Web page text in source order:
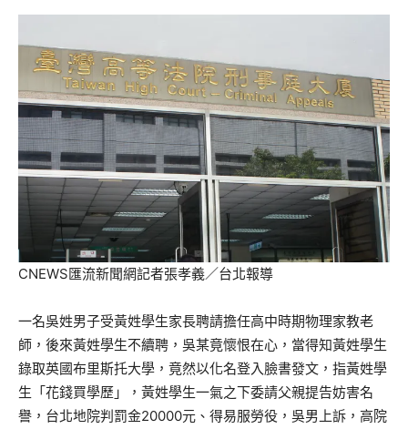
CNEWS匯流新聞網記者張孝義／台北報導
一名吳姓男子受黃姓學生家長聘請擔任高中時期物理家教老
師，後來黃姓學生不續聘，吳某竟懷恨在心，當得知黃姓學生
錄取英國布里斯托大學，竟然以化名登入臉書發文，指黃姓學
生「花錢買學歷」，黃姓學生一氣之下委請父親提告妨害名
譽，台北地院判罰金20000元、得易服勞役，吳男上訴，高院